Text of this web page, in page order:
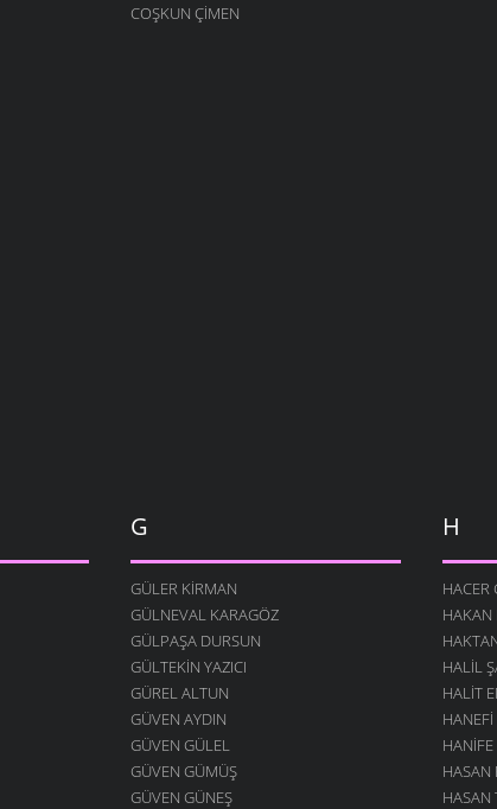
COŞKUN ÇIMEN
G
GÜLER KIRMAN
GÜLNEVAL KARAGÖZ
GÜLPAŞA DURSUN
GÜLTEKIN YAZICI
GÜREL ALTUN
GÜVEN AYDIN
GÜVEN GÜLEL
GÜVEN GÜMÜŞ
GÜVEN GÜNEŞ
H
HACER
HAKAN
HALIL
HALIT
HASAN
HASAN